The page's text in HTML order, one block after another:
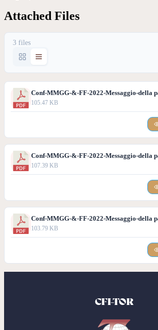
Attached Files
3 files
Conf-MMGG-&-FF-2022-Messaggio-della
105.47 KB
107.39 KB
103.79 KB
CFI-TOR